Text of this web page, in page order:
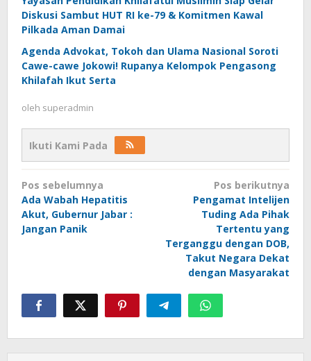
Diskusi Sambut HUT RI ke-79 & Komitmen Kawal
Pilkada Aman Damai
Agenda Advokat, Tokoh dan Ulama Nasional Soroti
Cawe-cawe Jokowi! Rupanya Kelompok Pengasong
Khilafah Ikut Serta
oleh superadmin
Ikuti Kami Pada
Navigasi
pos
Pos sebelumnya
Ada Wabah Hepatitis
Akut, Gubernur Jabar :
Jangan Panik
Pos berikutnya
Pengamat Intelijen
Tuding Ada Pihak
Tertentu yang
Terganggu dengan DOB,
Takut Negara Dekat
dengan Masyarakat